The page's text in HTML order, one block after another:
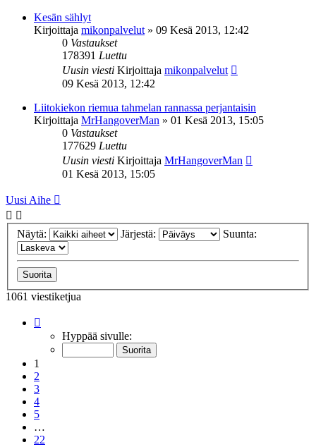
Kesän sählyt
Kirjoittaja mikonpalvelut » 09 Kesä 2013, 12:42
0 Vastaukset
178391 Luettu
Uusin viesti Kirjoittaja mikonpalvelut
09 Kesä 2013, 12:42
Liitokiekon riemua tahmelan rannassa perjantaisin
Kirjoittaja MrHangoverMan » 01 Kesä 2013, 15:05
0 Vastaukset
177629 Luettu
Uusin viesti Kirjoittaja MrHangoverMan
01 Kesä 2013, 15:05
Uusi Aihe
Näytä: Järjestä: Suunta:
1061 viestiketjua
22 Hyppää sivulle:
1
2
3
4
5
…
22